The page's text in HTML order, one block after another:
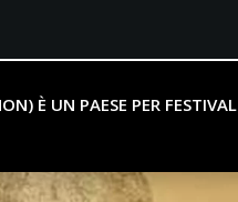
È UN PAESE PER FESTIVAL